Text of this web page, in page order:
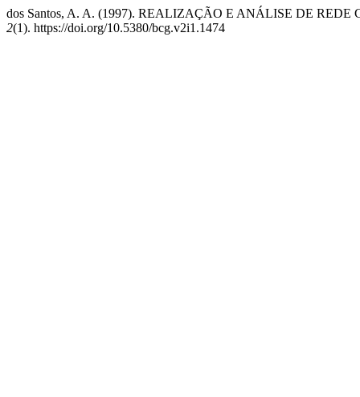
dos Santos, A. A. (1997). REALIZAÇÃO E ANÁLISE DE
2(1). https://doi.org/10.5380/bcg.v2i1.1474